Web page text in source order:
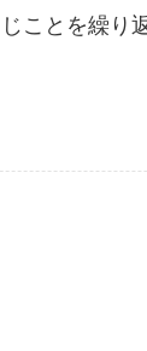
ことを繰り